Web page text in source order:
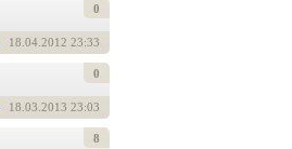
18 .04.2012 23:33
0
18 .03.2013 23:03
0
8